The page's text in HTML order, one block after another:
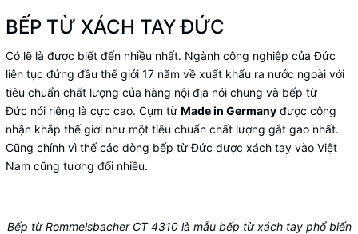
BẾP TỪ XÁCH TAY ĐỨC
Có lẽ là được biết đến nhiều nhất. Ngành công nghiệp của Đức
liên tục đứng đầu thế giới 17 năm về xuất khẩu ra nước ngoài với
tiêu chuẩn chất lượng của hàng nội địa nói chung và bếp từ
Đức nói riêng là cực cao. Cụm từ Made in Germany được công
nhận khắp thế giới như một tiêu chuẩn chất lượng gắt gao nhất.
Cũng chính vì thế các dòng bếp từ Đức được xách tay vào Việt
Nam cũng tương đối nhiều.
Bếp từ Rommelsbacher CT 4310 là mẫu bếp từ xách tay phổ biến